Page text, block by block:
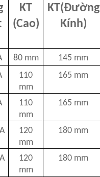
KT
(Cao)
KT(Đường
Kính)
80 mm 145 mm
110
mm
165 mm
110
mm
165 mm
120
mm
180 mm
120
mm
180 mm